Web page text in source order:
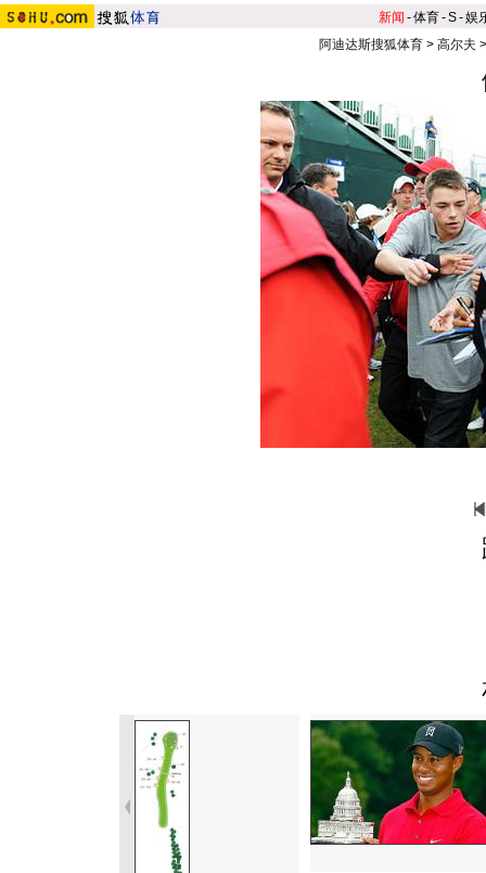
新闻 -体育-S-娱
阿迪达斯搜狐体育 > 高尔夫